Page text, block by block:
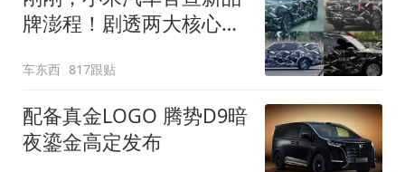
牌澎程！剧透两大核心细
车东西 817跟贴
配备真金LOGO 腾势D9暗
夜鎏金高定发布